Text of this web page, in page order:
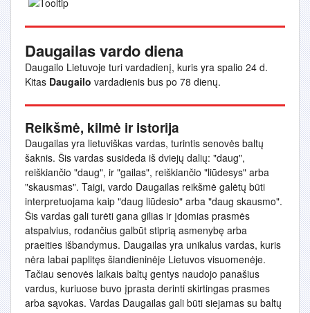
Daugailas vardo diena
Daugailo Lietuvoje turi vardadienį, kuris yra spalio 24 d.
Kitas Daugailo vardadienis bus po 78 dienų.
Reikšmė, kilmė ir istorija
Daugailas yra lietuviškas vardas, turintis senovės baltų
šaknis. Šis vardas susideda iš dviejų dalių: "daug",
reiškiančio "daug", ir "gailas", reiškiančio "liūdesys" arba
"skausmas". Taigi, vardo Daugailas reikšmė galėtų būti
interpretuojama kaip "daug liūdesio" arba "daug skausmo".
Šis vardas gali turėti gana gilias ir įdomias prasmės
atspalvius, rodančius galbūt stiprią asmenybę arba
praeities išbandymus. Daugailas yra unikalus vardas, kuris
nėra labai paplitęs šiandieninėje Lietuvos visuomenėje.
Tačiau senovės laikais baltų gentys naudojo panašius
vardus, kuriuose buvo įprasta derinti skirtingas prasmes
arba sąvokas. Vardas Daugailas gali būti siejamas su baltų